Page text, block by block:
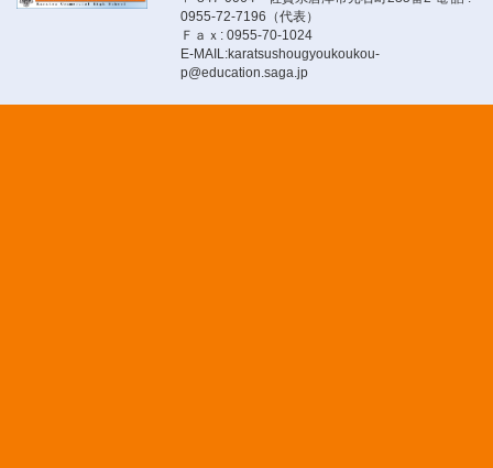
0955-72-7196（代表）
Ｆａｘ: 0955-70-1024
E-MAIL:karatsushougyoukoukou-
p@education.saga.jp